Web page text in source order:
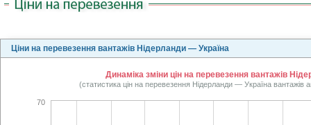
Ціни на перевезення вантажів Нідерланди — Україна
Динаміка зміни цін на перевезення вантажів
(статистика цін на перевезення Нідерланди — Україна вантажів
70